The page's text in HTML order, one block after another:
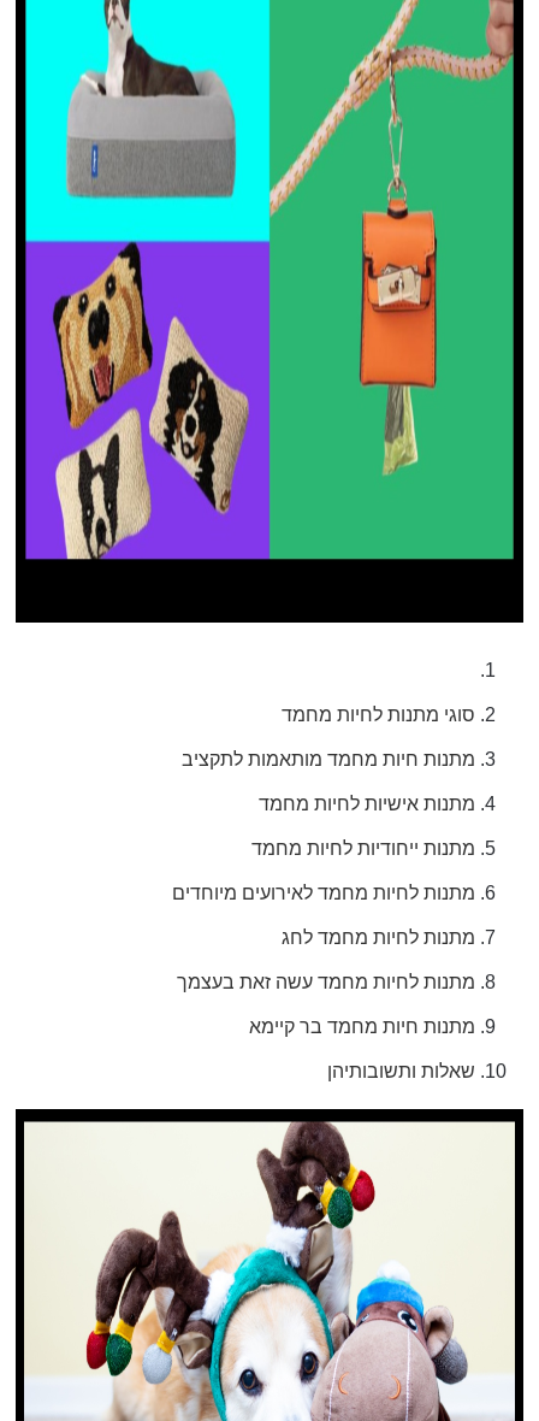
סוגי מתנות לחיות מחמד
מתנות חיות מחמד מותאמות לתקציב
מתנות אישיות לחיות מחמד
מתנות ייחודיות לחיות מחמד
מתנות לחיות מחמד לאירועים מיוחדים
מתנות לחיות מחמד לחג
מתנות לחיות מחמד עשה זאת בעצמך
מתנות חיות מחמד בר קיימא
שאלות ותשובותיהן